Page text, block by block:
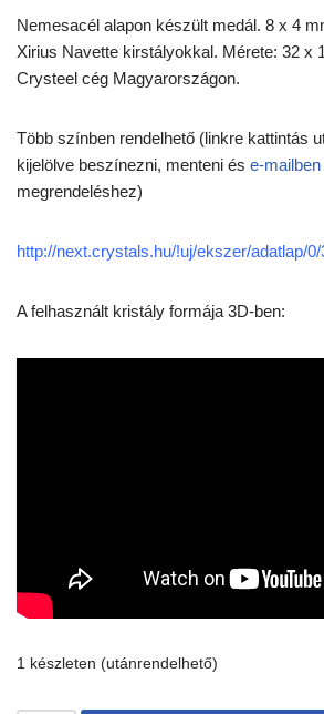
Nemesacél alapon készült medál. 8 x 4
Xirius Navette kirstályokkal. Mérete: 32 x
Crysteel cég Magyarországon.
Több színben rendelhető (linkre kattintás
kijelölve beszínezni, menteni és e-mailben
megrendeléshez)
http://next.crystals.hu/!uj/ekszer/adatlap/0/
A felhasznált kristály formája 3D-ben:
1 készleten (utánrendelhető)